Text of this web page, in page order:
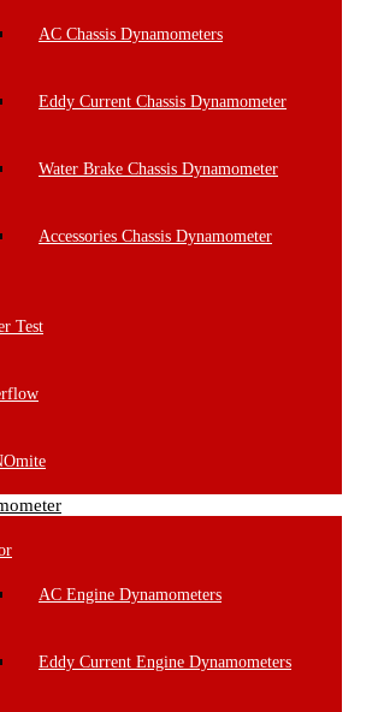
AC Chassis Dynamometers
Eddy Current Chassis Dynamometer
Water Brake Chassis Dynamometer
Accessories Chassis Dynamometer
Test
AC Engine Dynamometers
Eddy Current Engine Dynamometers